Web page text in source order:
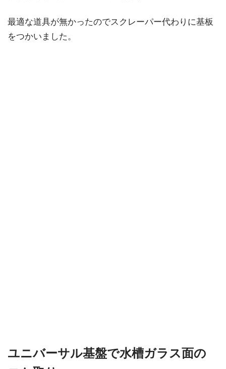
最適な道具が無かったのでスクレーパー代わりに基板
をつかいました。
ユニバーサル基盤で水槽ガラス面の